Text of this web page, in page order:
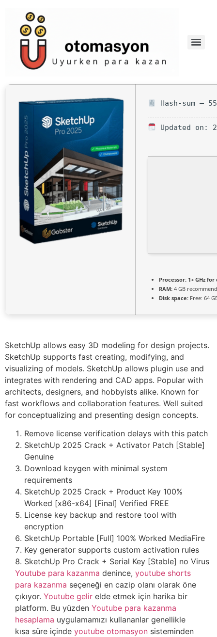
Hash-sum —
Updated on:
Processor: 1+ GHz
RAM: 4 GB
Disk space: Free: 64
SketchUp allows easy 3D modeling for design projects.
SketchUp supports fast creating, modifying, and
visualizing of models. SketchUp allows plugin use and
integrates with rendering and CAD apps. Popular with
architects, designers, and hobbyists alike. Known for
fast workflows and collaboration features. Well suited
for conceptualizing and presenting design concepts.
Remove license verification delays with this patch
SketchUp 2025 Crack + Activator Patch [Stable]
Genuine
Download keygen with minimal system
requirements
SketchUp 2025 Crack + Product Key 100%
Worked [x86-x64] [Final] Verified FREE
License key backup and restore tool with
encryption
SketchUp Portable [Full] 100% Worked MediaFire
Key generator supports custom activation rules
SketchUp Pro Crack + Serial Key [Stable] no Virus
Youtube para kazanma denince,youtube shorts
para kazanma seçeneği en cazip olanı olarak öne
çıkıyor.Youtube gelir elde etmek için harika bir
platform. Bu yüzdenYoutube para kazanma
hesaplama uygulamamızı kullananlar genellikle
kısa süre içindeyoutube otomasyon sisteminden